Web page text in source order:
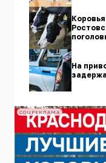
На
СОЦРЕКЛАМА